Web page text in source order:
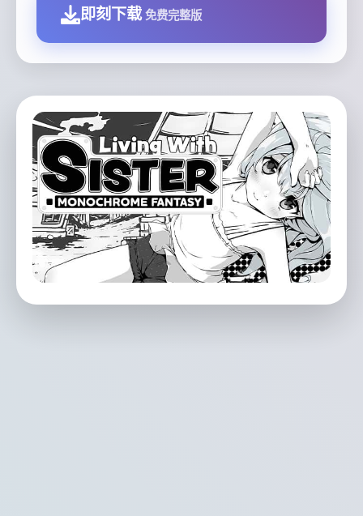
即刻下载 免费完整版